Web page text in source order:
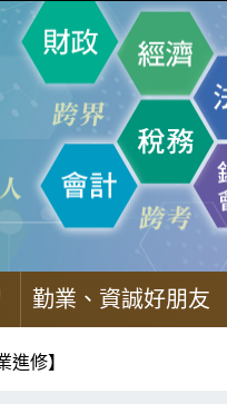
勤業、資誠好朋友
修】